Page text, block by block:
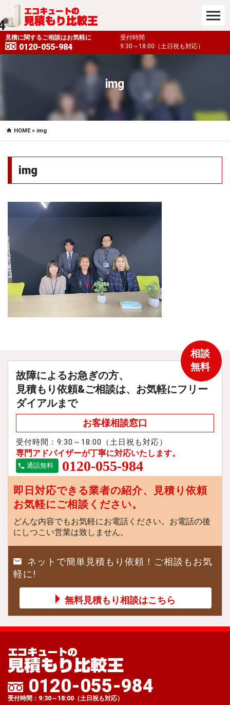
応）
見積に関するご相談はお気軽に
0120-055-984
受付時間
9:30～18:00（土日祝も対応）
img
HOME> img
img
故障によるお急ぎの方、
見積もり依頼&ご相談は、お気軽にフリー
ダイアルまで
お客様相談窓口
受付時間：9:30～18:00（土日祝も対応）
専門アドバイザーが丁寧に対応いたします。
通話無料 0120-055-984
即日対応できる業者の紹介、見積り依頼
お気軽にご相談ください。
どんな内容でもお気軽にお電話ください。お電話の後
にしつこい営業は致しません。
相談
無料
ネットで簡単見積もり依頼！ご相談もお気
軽に!
無料見積もり相談はこちら
0120-055-984
受付時間：9:30～18:00（土日祝も対応）